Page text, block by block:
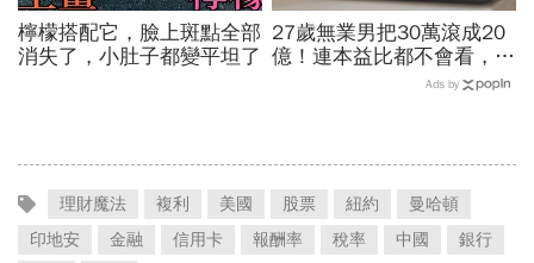
檸檬搭配它，臉上斑點全部
消失了，小肚子都變平坦了
27歲無業男把30萬滾成20
億！連本益比都不會看，氣
死一堆金融專家…財產5年
Ads by
理財魔法 複利 美國 股票 紐約
曼哈頓
印地安
金融 信用卡 報酬率 稅率 中國
銀行